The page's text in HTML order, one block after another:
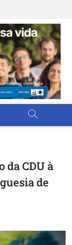
DA
da CDU à
de